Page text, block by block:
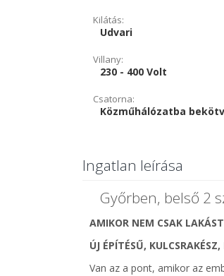
Kilátás:
Udvari
Villany:
230 - 400 Volt
Csatorna:
Közműhálózatba
Ingatlan leírása
Győrben, belső 2
AMIKOR NEM CSAK
ÚJ ÉPÍTÉSŰ,
Van az a pont, amikor az